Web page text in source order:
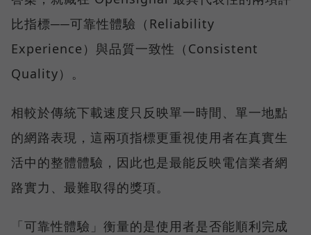
比指標──可靠性體驗（Reliability
Experience）與品質一致性（Consistent
Quality）。
相較於傳統下載速度只反映單一時間、單一地點
的網路表現，這兩項指標更重視使用者在真實生
活中的整體體驗，因此也是最能反映電信業者網
路實力、最難取得的獎項。
「可靠性體驗」衡量的是使用者是否能順利完成